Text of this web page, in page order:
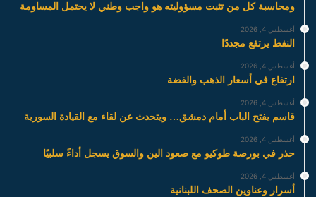
ومحاسبة كل من تثبت مسؤوليته هو واجب وطني لا يحتمل المساومة
أغسطس 4, 2026
النفط يرتفع مجددًا
أغسطس 4, 2026
ارتفاع في أسعار الذهب والفضة
أغسطس 4, 2026
قاسم يفتح الباب أمام دمشق… ويتحدث عن لقاء مع القيادة السورية
أغسطس 4, 2026
حذر في بورصة طوكيو مع صعود الين والسوق يسجل أداءً سلبيًا
أغسطس 4, 2026
أسرار وعناوين الصحف اللبنانية